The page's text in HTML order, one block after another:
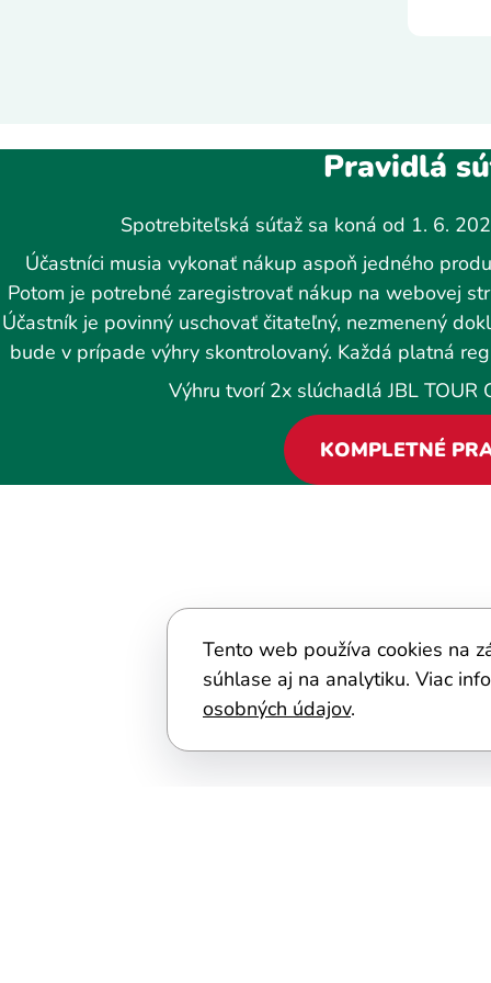
Pravidlá
Spotrebiteľská súťaž sa koná od 1. 6.
Účastníci musia vykonať nákup aspoň jedného
Potom je potrebné zaregistrovať nákup na webovej
Účastník je povinný uschovať čitateľný, nezmenený
bude v prípade výhry skontrolovaný. Každá platná
Výhru tvorí 2x slúchadlá JBL TOUR
KOMPLETNÉ
Tento web používa cookies na
súhlase aj na analytiku. Viac
osobných údajov.